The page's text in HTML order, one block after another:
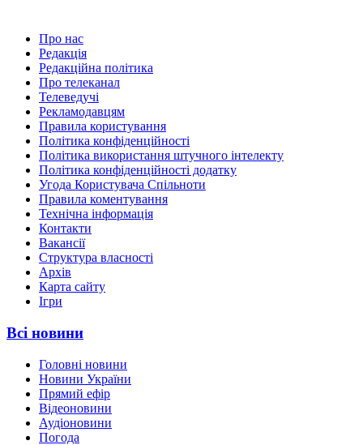
Про нас
Редакція
Редакційна політика
Про телеканал
Телеведучі
Рекламодавцям
Правила користування
Політика конфіденційності
Політика використання штучного інтелекту
Політика конфіденційності додатку
Угода Користувача Спільноти
Правила коментування
Технічна інформація
Контакти
Вакансії
Структура власності
Архів
Карта сайту
Ігри
Всі новини
Головні новини
Новини України
Прямий ефір
Відеоновини
Аудіоновини
Погода